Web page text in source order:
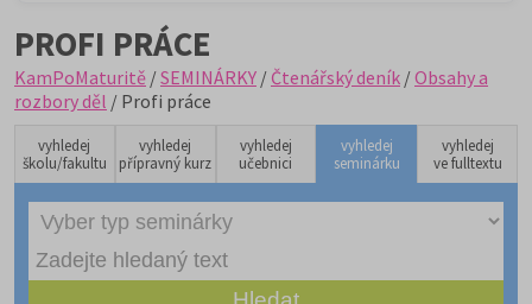
PROFI PRÁCE
KamPoMaturitě /SEMINÁRKY / Čtenářský deník /Obsahy a
rozbory děl / Profi práce
vyhledej
školu/fakultu
vyhledej
přípravný kurz
vyhledej
učebnici
vyhledej
seminárku
vyhledej
ve fulltextu